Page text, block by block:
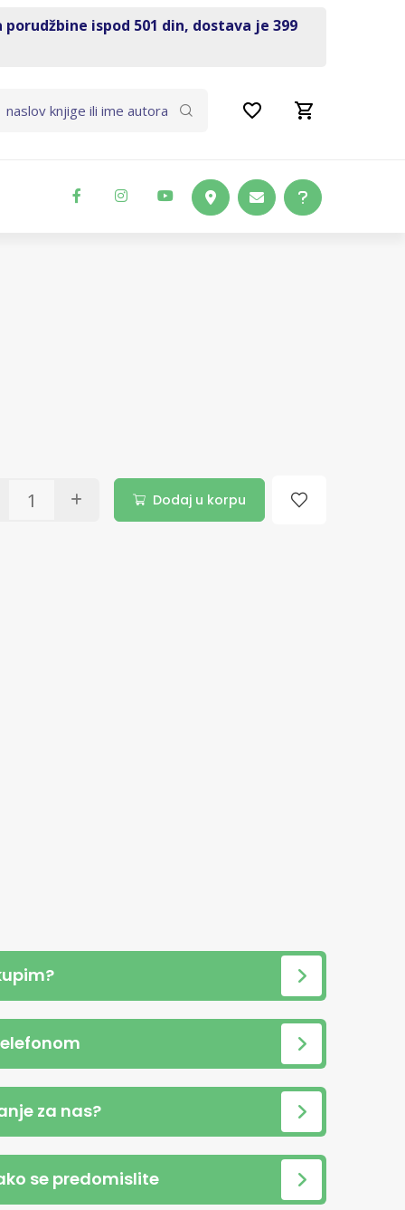
ispod 501 din, dostava je 399
Dodaj u korpu
za nas?
se predomislite